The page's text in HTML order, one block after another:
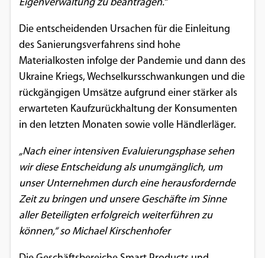
Eigenverwaltung zu beantragen.“
Die entscheidenden Ursachen für die Einleitung
des Sanierungsverfahrens sind hohe
Materialkosten infolge der Pandemie und dann des
Ukraine Kriegs, Wechselkursschwankungen und die
rückgängigen Umsätze aufgrund einer stärker als
erwarteten Kaufzurückhaltung der Konsumenten
in den letzten Monaten sowie volle Händlerläger.
„Nach einer intensiven Evaluierungsphase sehen
wir diese Entscheidung als unumgänglich, um
unser Unternehmen durch eine herausfordernde
Zeit zu bringen und unsere Geschäfte im Sinne
aller Beteiligten erfolgreich weiterführen zu
können,“ so Michael Kirschenhofer
können, werden von diesen externen
Medien Cookies gesetzt.
YouTube
Vimeo
Anbieter:
Google